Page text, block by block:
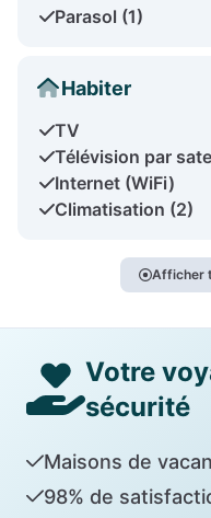
Parasol (1)
Habiter
TV
Télévision par
Internet (WiFi)
Climatisation (2)
Afficher
Votre
sécurité
Maisons de
98% de